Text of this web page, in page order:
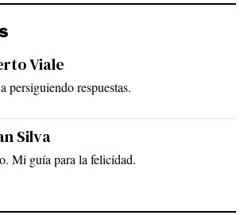
Viale
persiguiendo respuestas.
Silva
Mi guía para la felicidad.